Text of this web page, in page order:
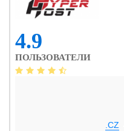
4.9
ПОЛЬЗОВАТЕЛИ
.CZ